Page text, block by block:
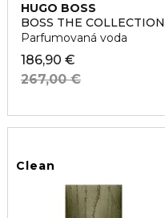
HUGO BOSS
BOSS THE
Parfumovaná voda
186,90 €
267,00 €
Clean